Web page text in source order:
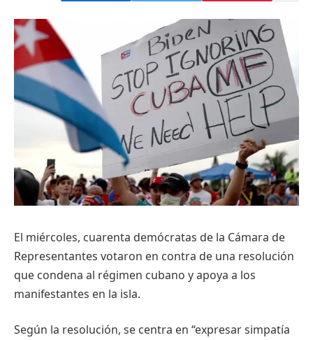
El miércoles, cuarenta demócratas de la Cámara de
Representantes votaron en contra de una resolución
que condena al régimen cubano y apoya a los
manifestantes en la isla.
Según la resolución, se centra en “expresar simpatía